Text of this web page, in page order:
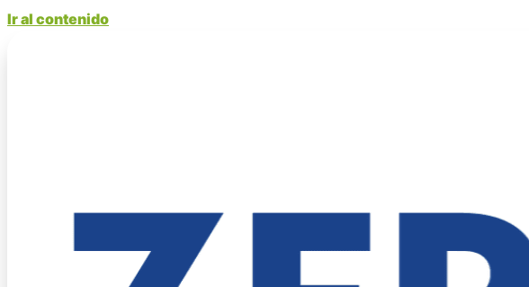
Ir al contenido